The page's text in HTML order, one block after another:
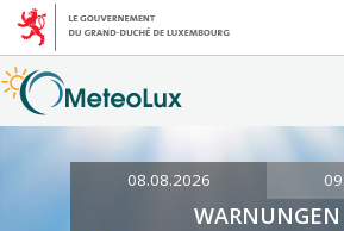
08.08.2026
WARNUNGEN